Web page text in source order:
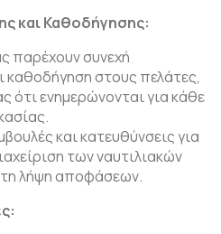
και Καθοδήγησης:
παρέχουν συνεχή
καθοδήγηση στους πελάτες,
ότι ενημερώνονται για κάθε
και κατευθύνσεις για
των ναυτιλιακών
λήψη αποφάσεων.